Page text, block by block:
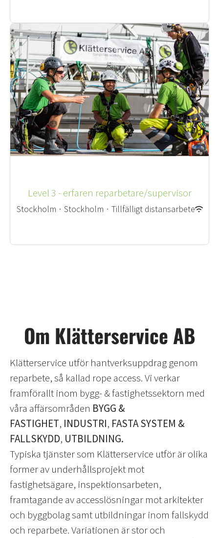
Level 3 - erfaren reparbetare/supervisor
Stockholm · Stockholm · Tillfälligt distansarbete
Om Klätterservice AB
Klätterservice utför hantverksuppdrag genom
reparbete, så kallad rope access. Vi verkar
framförallt inom bygg- & fastighetssektorn med
våra affärsområden BYGG &
FASTIGHET, INDUSTRI, FASTA SYSTEM &
FALLSKYDD, UTBILDNING.
Typiska tjänster som Klätterservice utför är olika
former av underhållsprojekt mot
fastighetsägare, inspektionsarbeten,
framtagande av accesslösningar mot arkitekter
och byggbolag samt utbildningar inom fallskydd
och reparbete. Variationen är stor och